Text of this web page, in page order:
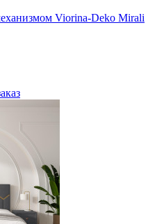
Viorina-Deko Mirali